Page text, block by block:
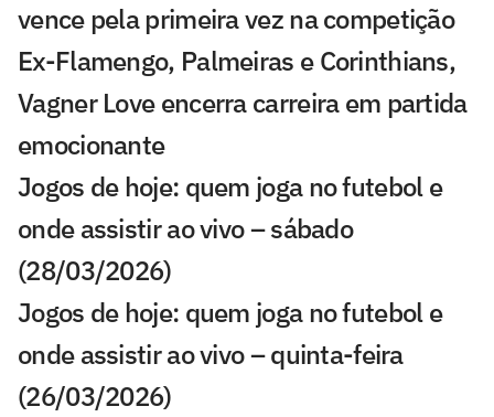
vence pela primeira vez na competição
Ex-Flamengo, Palmeiras e Corinthians,
Vagner Love encerra carreira em partida
emocionante
Jogos de hoje: quem joga no futebol e
onde assistir ao vivo – sábado
(28/03/2026)
Jogos de hoje: quem joga no futebol e
onde assistir ao vivo – quinta-feira
(26/03/2026)